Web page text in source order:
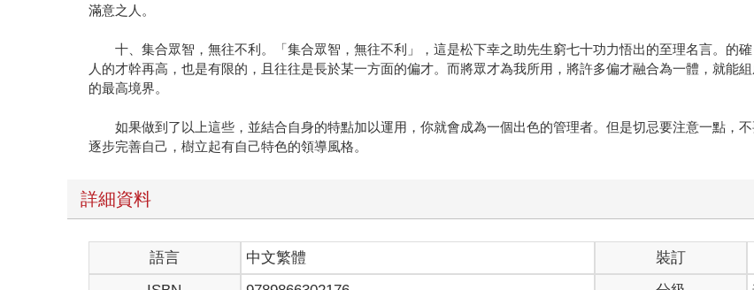
滿意之人。
十、集合眾智，無往不利。「集合眾智，無往不利」，這是松下幸之助先生窮七十功力悟出的至理名言。的
人的才幹再高，也是有限的，且往往是長於某一方面的偏才。而將眾才為我所用，將許多偏才融合為一體，就能
的最高境界。
如果做到了以上這些，並結合自身的特點加以運用，你就會成為一個出色的管理者。但是切忌要注意一點，
逐步完善自己，樹立起有自己特色的領導風格。
詳細資料
語言 中文繁體
裝訂